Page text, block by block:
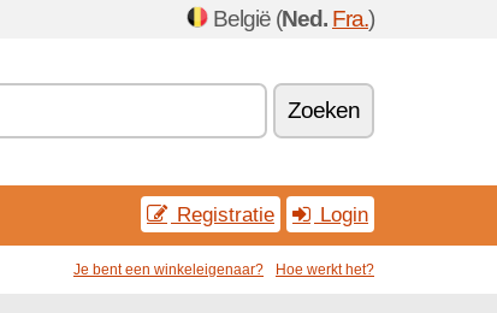
België (Ned. Fra.)
Zoeken
Registratie Login
Je bent een winkeleigenaar? Hoe werkt het?